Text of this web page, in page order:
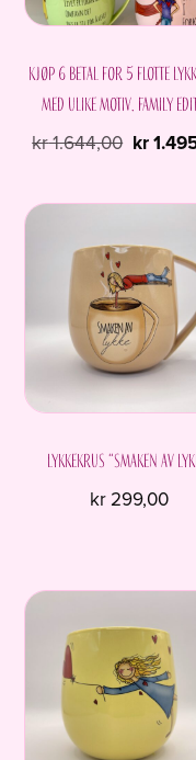
Kjøp 6 betal for 5 flotte
med ulike motiv. Family
kr1.644,00
kr
kr
Lykkekrus “Smaken av
kr 299,00